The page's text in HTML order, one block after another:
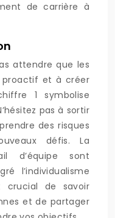
de carrière à
attendre que les
proactif et à créer
1 symbolise
pas à sortir
des risques
défis. La
d’équipe sont
l’individualisme
crucial de savoir
et de partager